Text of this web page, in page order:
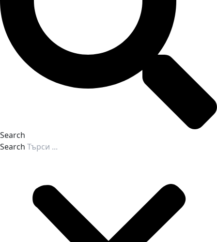
Search
Search